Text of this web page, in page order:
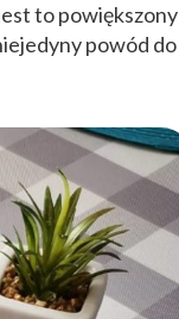
to powiększony
powód do